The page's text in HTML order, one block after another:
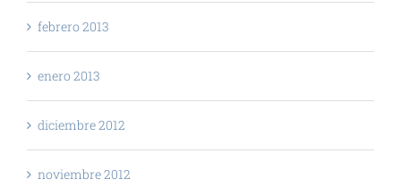
febrero 2013
enero 2013
diciembre 2012
noviembre 2012